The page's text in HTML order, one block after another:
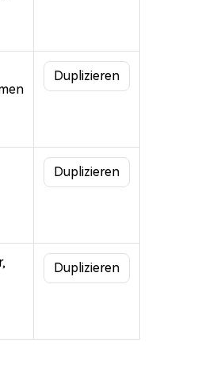
Duplizieren
Duplizieren
Duplizieren